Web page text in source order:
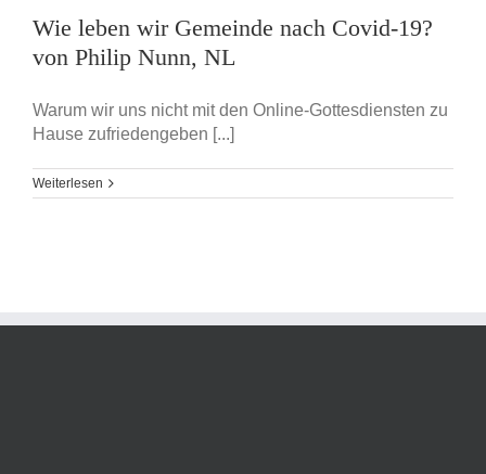
Wie leben wir Gemeinde nach Covid-19?
von Philip Nunn, NL
Warum wir uns nicht mit den Online-Gottesdiensten zu
Hause zufriedengeben [...]
Weiterlesen